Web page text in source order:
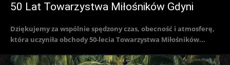
50 Lat Towarzystwa Miłośników Gdyni
Dziękujemy za wspólnie spędzony czas, obecność i atmosferę,
która uczyniła obchody 50-lecia Towarzystwa Miłośników...